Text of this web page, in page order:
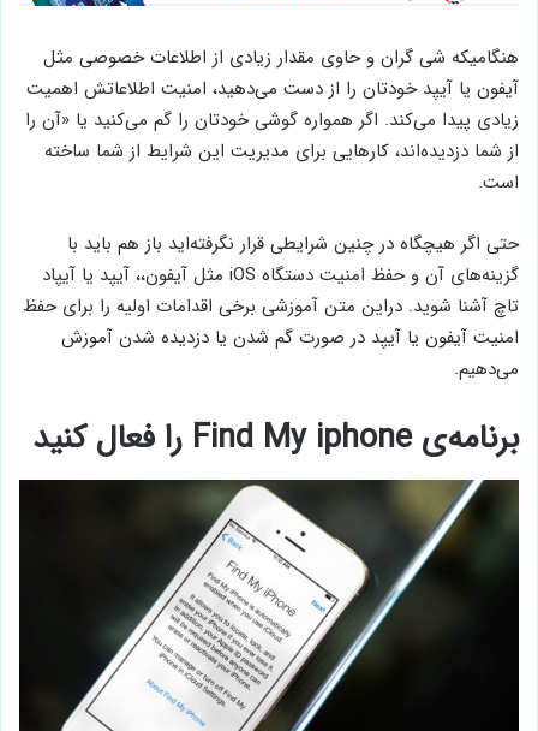
هنگامیکه شی گران و حاوی مقدار زیادی از اطلاعات خصوصی مثل
آیفون یا آیپد خودتان را از دست می‌دهید، امنیت اطلاعاتش اهمیت
زیادی پیدا می‌کند. اگر همواره گوشی خودتان را گم می‌کنید یا «آن را
از شما دزدیده‌اند، کارهایی برای مدیریت این شرایط از شما ساخته
است.
حتی اگر هیچگاه در چنین شرایطی قرار نگرفته‌اید باز هم باید با
گزینه‌های آن و حفظ امنیت دستگاه iOS مثل آیفون،، آیپد یا آیپاد
تاچ آشنا شوید. دراین متن آموزشی برخی اقدامات اولیه را برای حفظ
امنیت آیفون یا آیپد در صورت گم شدن یا دزدیده شدن آموزش
می‌دهیم.
برنامه‌ی Find My iphone را فعال کنید